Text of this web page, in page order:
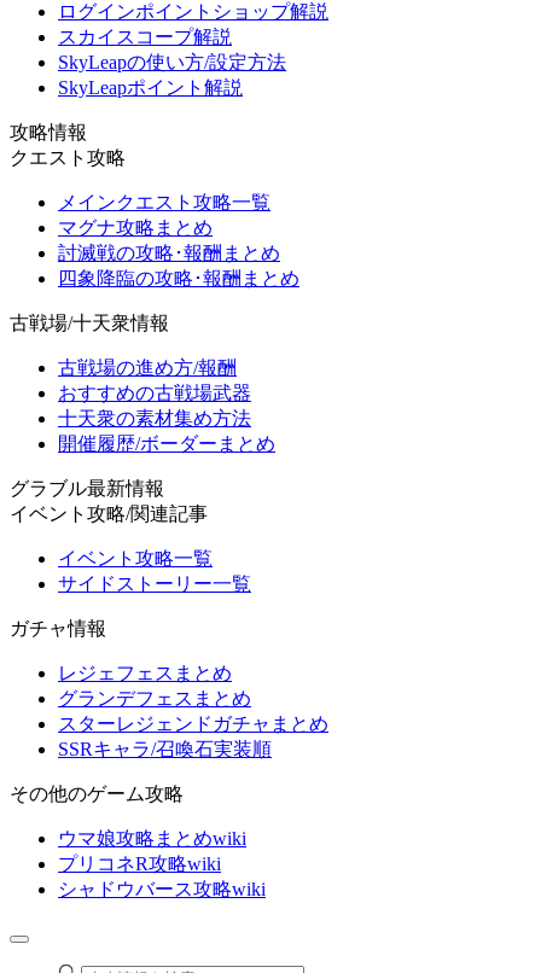
ログインポイントショップ解説
スカイスコープ解説
SkyLeapの使い方/設定方法
SkyLeapポイント解説
攻略情報
クエスト攻略
メインクエスト攻略一覧
マグナ攻略まとめ
討滅戦の攻略･報酬まとめ
四象降臨の攻略･報酬まとめ
古戦場/十天衆情報
古戦場の進め方/報酬
おすすめの古戦場武器
十天衆の素材集め方法
開催履歴/ボーダーまとめ
グラブル最新情報
イベント攻略/関連記事
イベント攻略一覧
サイドストーリー一覧
ガチャ情報
レジェフェスまとめ
グランデフェスまとめ
スターレジェンドガチャまとめ
SSRキャラ/召喚石実装順
その他のゲーム攻略
ウマ娘攻略まとめwiki
プリコネR攻略wiki
シャドウバース攻略wiki